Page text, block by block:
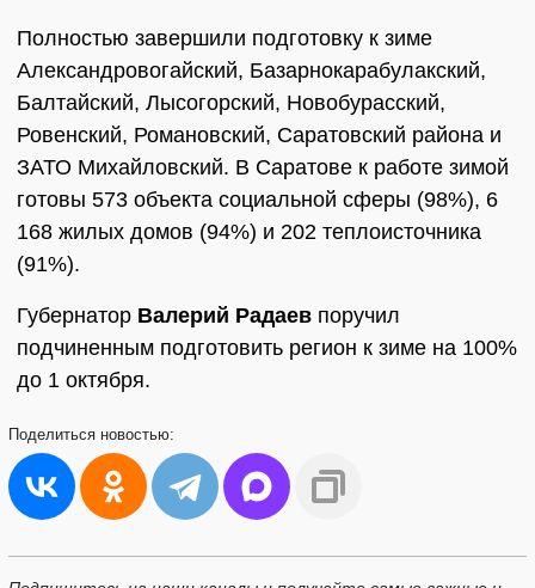
Полностью завершили подготовку к зиме
Александровогайский, Базарнокарабулакский,
Балтайский, Лысогорский, Новобурасский,
Ровенский, Романовский, Саратовский района и
ЗАТО Михайловский. В Саратове к работе зимой
готовы 573 объекта социальной сферы (98%), 6
168 жилых домов (94%) и 202 теплоисточника
(91%).
Губернатор Валерий Радаев поручил
подчиненным подготовить регион к зиме на 100%
до 1 октября.
Поделиться новостью: